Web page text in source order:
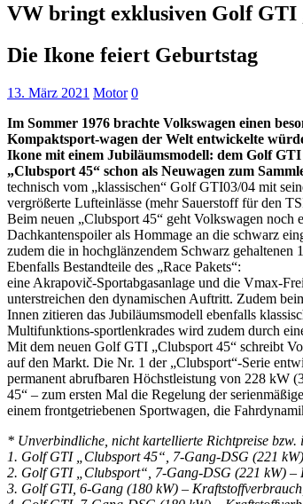
VW bringt exklusiven Golf
Die Ikone feiert Geburtstag
13. März 2021 Motor 0
Im Sommer 1976 brachte Volkswagen einen
Kompaktsport-wagen der Welt entwickelte
Ikone mit einem Jubiläumsmodell: dem Golf
„Clubsport 45“ schon als Neuwagen zum
technisch vom „klassischen“ Golf GTI03/04 mit
vergrößerte Lufteinlässe (mehr Sauerstoff für den
Beim neuen „Clubsport 45“ geht Volkswagen noch
Dachkantenspoiler als Hommage an die schwarz
zudem die in hochglänzendem Schwarz
Ebenfalls Bestandteile des „Race Pakets“:
eine Akrapovič-Sportabgasanlage und die Vmax-
unterstreichen den dynamischen Auftritt. Zudem
Innen zitieren das Jubiläumsmodell ebenfalls
Multifunktions-sportlenkrades wird zudem durch
Mit dem neuen Golf GTI „Clubsport 45“ schreibt
auf den Markt. Die Nr. 1 der „Clubsport“-Serie
permanent abrufbaren Höchstleistung von 228 kW
45“ – zum ersten Mal die Regelung der
einem frontgetriebenen Sportwagen, die
* Unverbindliche, nicht kartellierte Richtpreise
1. Golf GTI „Clubsport 45“, 7-Gang-DSG (221
2. Golf GTI „Clubsport“, 7-Gang-DSG (221 kW)
3. Golf GTI, 6-Gang (180 kW) –